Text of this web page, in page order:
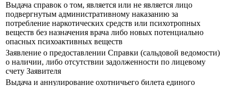
Выдача справок о том, является или не является лицо
подвергнутым административному наказанию за
потребление наркотических средств или психотропных
веществ без назначения врача либо новых потенциально
опасных психоактивных веществ
Заявление о предоставлении Справки (сальдовой ведомости)
о наличии, либо отсутствии задолженности по лицевому
счету Заявителя
Выдача и аннулирование охотничьего билета единого